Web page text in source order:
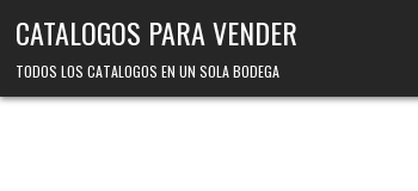
CATALOGOS PARA VENDER
TODOS LOS CATALOGOS EN UN SOLA BODEGA